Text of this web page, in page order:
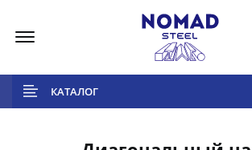
КАТАЛОГ